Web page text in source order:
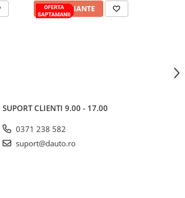
VEZI VARIANTE
SUPORT CLIENTI 9.00 - 17.00
0371 238 582
suport@dauto.ro